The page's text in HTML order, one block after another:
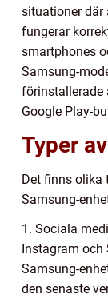
situationer där
fungerar
smartphones
Samsung-
förinstallerade
Google Play-
Typer
Det finns olika
Samsung-
1. Sociala
Instagram och
Samsung-
den senaste